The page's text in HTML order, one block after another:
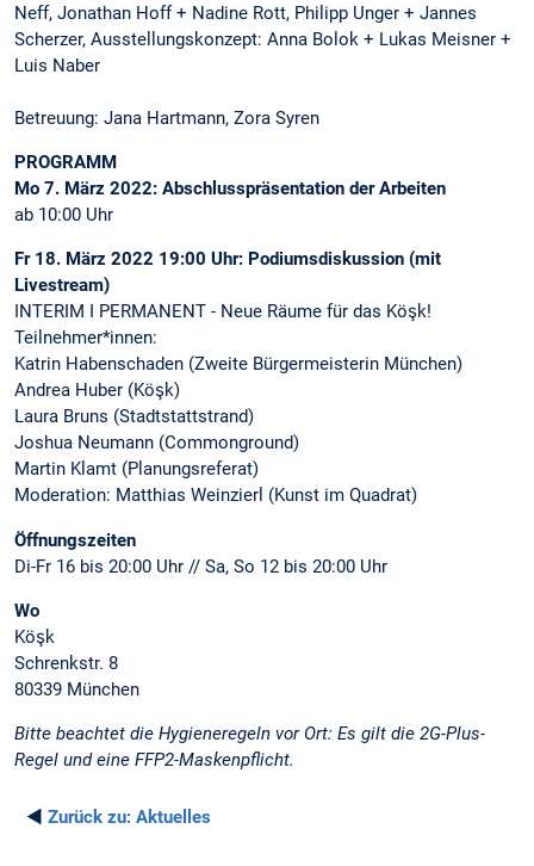
Neff, Jonathan Hoff + Nadine Rott, Philipp Unger + Jannes
Scherzer, Ausstellungskonzept: Anna Bolok + Lukas Meisner +
Luis Naber
Betreuung: Jana Hartmann, Zora Syren
PROGRAMM
Mo 7. März 2022: Abschlusspräsentation der Arbeiten
ab 10:00 Uhr
Fr 18. März 2022 19:00 Uhr: Podiumsdiskussion (mit
Livestream)
INTERIM I PERMANENT - Neue Räume für das Köşk!
Teilnehmer*innen:
Katrin Habenschaden (Zweite Bürgermeisterin München)
Andrea Huber (Köşk)
Laura Bruns (Stadtstattstrand)
Joshua Neumann (Commonground)
Martin Klamt (Planungsreferat)
Moderation: Matthias Weinzierl (Kunst im Quadrat)
Öffnungszeiten
Di-Fr 16 bis 20:00 Uhr // Sa, So 12 bis 20:00 Uhr
Wo
Köşk
Schrenkstr. 8
80339 München
Bitte beachtet die Hygieneregeln vor Ort: Es gilt die 2G-Plus-
Regel und eine FFP2-Maskenpflicht.
◄ Zurück zu: Aktuelles